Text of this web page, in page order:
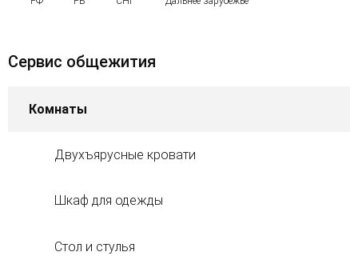
Сервис общежития
Комнаты
Двухъярусные кровати
Шкаф для одежды
Стол и стулья